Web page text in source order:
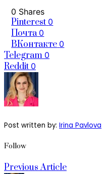
0 Shares
Pinterest 0
Почта 0
ВКонтакте 0
Telegram 0
Reddit 0
Post written by: Irina Pavlova
Follow
Previous Article